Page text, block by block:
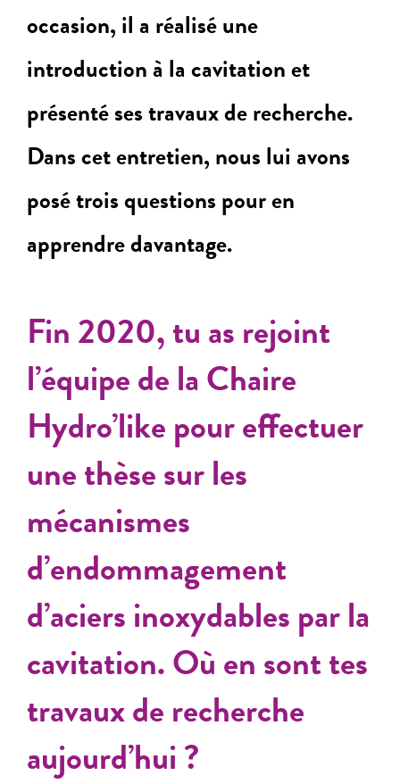
occasion, il a réalisé une
introduction à la cavitation et
présenté ses travaux de recherche.
Dans cet entretien, nous lui avons
posé trois questions pour en
apprendre davantage.
Fin 2020, tu as rejoint
l’équipe de la Chaire
Hydro’like pour effectuer
une thèse sur les
mécanismes
d’endommagement
d’aciers inoxydables par la
cavitation. Où en sont tes
travaux de recherche
aujourd’hui ?